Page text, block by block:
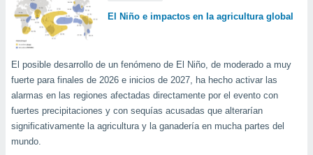
El Niño e impactos en la agricultura global
El posible desarrollo de un fenómeno de El Niño, de moderado a muy
fuerte para finales de 2026 e inicios de 2027, ha hecho activar las
alarmas en las regiones afectadas directamente por el evento con
fuertes precipitaciones y con sequías acusadas que alterarían
significativamente la agricultura y la ganadería en mucha partes del
mundo.